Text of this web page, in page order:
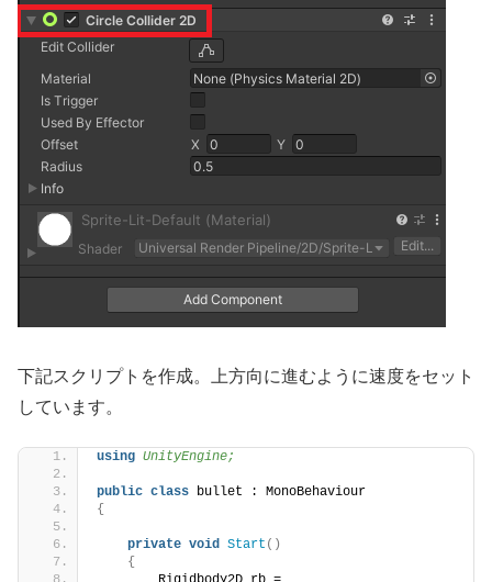
下記スクリプトを作成。上方向に進むように速度をセット
しています。
using UnityEngine;
public class bullet : MonoBehaviour
{
private void Start ()
{